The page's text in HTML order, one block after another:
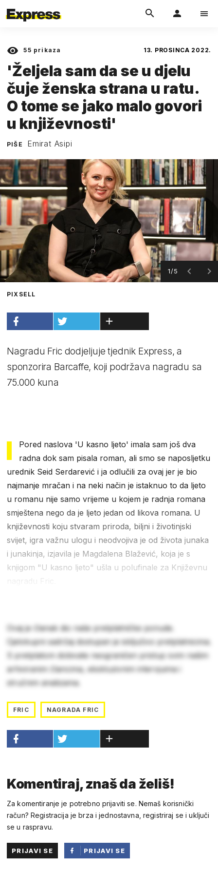
55 prikaza 13. PROSINCA 2022.
'Željela sam da se u djelu
čuje ženska strana u ratu.
O tome se jako malo govori
u književnosti'
PIŠE Emirat Asipi
1/5
PIXSELL
Nagradu Fric dodjeljuje tjednik Express, a
sponzorira Barcaffe, koji podržava nagradu sa
75.000 kuna
Pored naslova 'U kasno ljeto' imala sam još dva
radna dok sam pisala roman, ali smo se naposljetku
urednik Seid Serdarević i ja odlučili za ovaj jer je bio
najmanje mračan i na neki način je istaknuo to da ljeto
u romanu nije samo vrijeme u kojem je radnja romana
smještena nego da je ljeto jedan od likova romana. U
književnosti koju stvaram priroda, biljni i životinjski
svijet, igra važnu ulogu i neodvojiva je od života junaka
i junakinja, izjavila je Magdalena Blažević, koja je s
knjigom "U kasno ljeto" ušla u polufinale za Književnu
nagradu Fric.
Ovaj je članak dio naše pretplatničke ponude.
Cjelokupni sadržaj dostupan je isključivo pretplatnicima.
S pretplatom dobivate neograničen pristup svim našim
arhiviranim člancima, ekskluzivnim intervjuima i
stručnim analizama.
FRIC NAGRADA FRIC
Komentiraj, znaš da želiš!
Za komentiranje je potrebno prijaviti se. Nemaš korisnički
račun? Registracija je brza i jednostavna, registriraj se i uključi
se u raspravu.
PRIJAVI SE
PRIJAVI SE